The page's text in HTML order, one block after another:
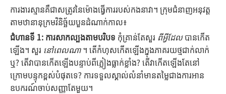
ការងារស្មានគឺជាសត្រូវនៃម៉ោងធ្វើការរបស់កងនាវា។ ក្រុម​ជំនាញ​អនុវត្ត​
តាម​ឋានានុក្រម​វិនិច្ឆ័យ​បួន​ដំណាក់កាល៖
ជំហានទី 1: ការសាកល្បងតាមបរិបទ កុំគ្រាន់តែសួរ ពីអ្វីដែលបានកើត
ឡើង។ សួរ នៅពេលណា។ តើ​កំហុស​កើត​ឡើង​ក្នុង​ភាគរយ​ថ្ម​ជាក់លាក់​
ឬ? តើវាបានកើតឡើងបន្ទាប់ពីភ្លៀងធ្លាក់ខ្លាំង? តើវាកើតឡើងតែនៅ
ក្រោមបន្ទុកខ្ពស់បំផុតទេ? ការទទួលស្គាល់លំនាំមានតម្លៃជាងការអាន
ឧបករណ៍ចាប់សញ្ញាតែមួយ។